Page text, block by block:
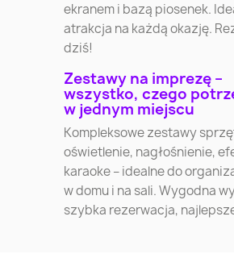
ekranem i bazą piosenek.
atrakcja na każdą okazję.
dziś!
Zestawy na imprezę –
wszystko, czego
w jednym miejscu
Kompleksowe zestawy
oświetlenie, nagłośnienie,
karaoke – idealne do
w domu i na sali. Wygodna
szybka rezerwacja,